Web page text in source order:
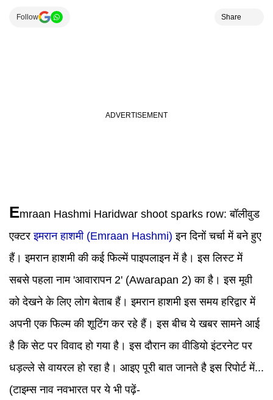
Follow Share
Emraan Hashmi Haridwar shoot sparks row: बॉलीवुड
एक्टरइमरान हाशमी (Emraan Hashmi) इन दिनों चर्चा में बने हुए
हैं। इमरान हाशमी की कई फिल्में पाइपलाइन में है। इस लिस्ट में
सबसे पहला नाम 'आवारापन 2' (Awarapan 2) का है। इस मूवी
को देखने के लिए लोग बेताब हैं। इमरान हाशमी इस समय हरिद्वार में
अपनी एक फिल्म की शूटिंग कर रहे हैं। इस बीच ये खबर सामने आई
है कि सेट पर विवाद हो गया है। इस दौरान का वीडियो इंटरनेट पर
धड़ल्ले से वायरल हो रहा है। आइए पूरी बात जानते है इस रिपोर्ट में...
(टाइम्स नाव नवभारत पर ये भी पढ़ें-